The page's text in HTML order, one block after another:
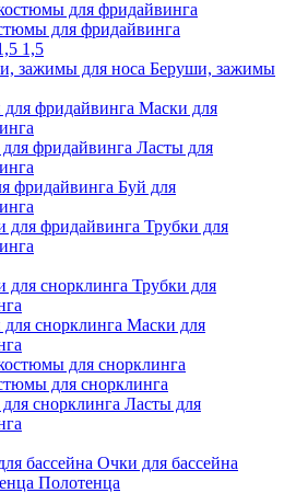
для фридайвинга
1,5
Беруши, зажимы
Маски для
Ласты для
Буй для
Трубки для
Трубки для
Маски для
для снорклинга
Ласты для
Очки для бассейна
Полотенца